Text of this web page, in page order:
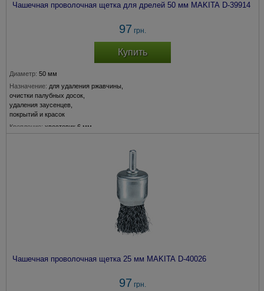
Чашечная проволочная щетка для дрелей 50 мм MAKITA D-39914
97 грн.
Купить
Диаметр: 50 мм
Назначение: для удаления ржавчины,
очистки палубных досок,
удаления заусенцев,
покрытий и красок
Крепление: хвостовик 6 мм
Чашечная проволочная щетка 25 мм MAKITA D-40026
97 грн.